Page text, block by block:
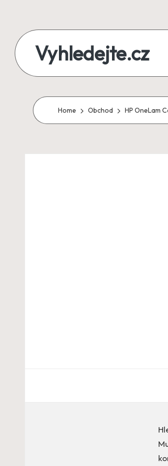
content
Vyhledejte.cz
produkty
i
Home Obchod HP OneLam